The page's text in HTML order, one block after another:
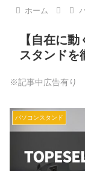
ホーム
【自在に
スタンドを
※記事中広告有り
パソコンスタンド